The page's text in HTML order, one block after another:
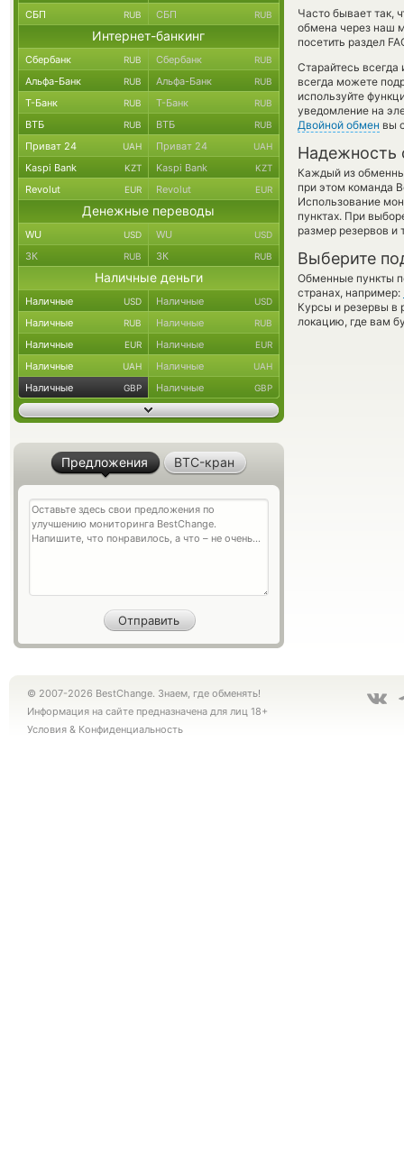
Часто бывает так,
обмена через наш
посетить раздел
Старайтесь всегда
всегда можете
используйте
уведомление на
Двойной обмен вы
Надежность
Каждый из
при этом команда
Использование
пунктах. При
размер резервов и
Выберите
Обменные пункты
странах, например:
Курсы и резервы в
локацию, где вам
СБП RUB СБП RUB
Интернет-банкинг
Сбербанк RUB Сбербанк RUB
Альфа-Банк RUB Альфа-Банк RUB
Т-Банк RUB Т-Банк RUB
ВТБ RUB ВТБ RUB
Приват 24 UAH Приват 24 UAH
Kaspi Bank KZT Kaspi Bank KZT
Revolut EUR Revolut EUR
Денежные переводы
WU USD WU USD
ЗК RUB ЗК RUB
Наличные деньги
Наличные USD Наличные USD
Наличные RUB Наличные RUB
Наличные EUR Наличные EUR
Наличные UAH Наличные UAH
Наличные GBP Наличные GBP
Предложения BTC-кран
© 2007-2026 BestChange. Знаем, где обменять!
Информация на сайте предназначена для лиц 18+
Условия & Конфиденциальность